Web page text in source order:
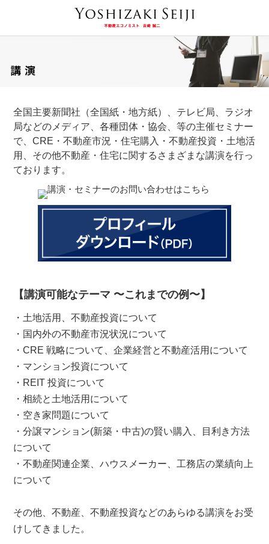
全国主要新聞社（全国紙・地方紙）、テレビ局、ラジオ
局などのメディア、各種団体・協会、等の主催セミナー
で、CRE・不動産市況・住宅購入・不動産投資・土地活
用、その他不動産・住宅に関するさまざまな講演を行っ
ております。
【講演可能なテーマ 〜これまでの例〜】
・土地活用、不動産投資について
・国内外の不動産市況状況について
・CRE 戦略について、企業経営と不動産活用について
・マンション投資について
・REIT 投資について
・相続と土地活用について
・空き家問題について
・分譲マンション(新築・中古)の賢い購入、目利き方法
について
・不動産関連企業、ハウスメーカー、工務店の業績向上
について
その他、不動産、不動産投資などのあらゆる講演をお受
けしてきました。